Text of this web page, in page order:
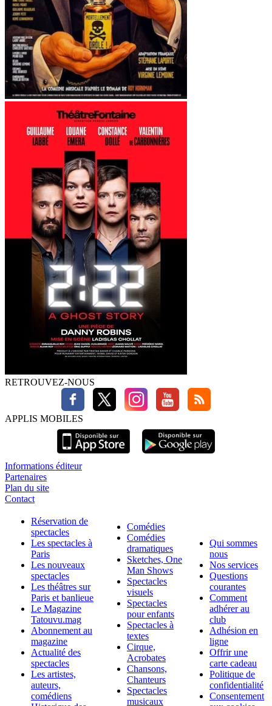
RETROUVEZ-NOUS
APPLIS MOBILES
Informations éditeur
Partenaires
Plan du site
Contact
Réservation de
spectacles
Les spectacles à
Paris
Les nouveaux
spectacles
Les théâtres sur
Paris et banlieue
Le Magazine
Tatouvu.mag
Abonnement au
magazine
Actualité des
spectacles
Les artistes,
auteurs,
comédiens
Comédies
Comédies
dramatiques
Sketches, One
Man Shows
Spectacles
visuels
Spectacles
pour enfants
Spectacles à
textes
Cirque,
Acrobates
Chansons,
Chanteurs
Spectacles
musicaux
Qui sommes
nous
Nos services
Questions
courantes
Comment
adhérer au
club
Adhésion en
ligne
Offrir une
carte cadeau
Politique de
confidentialité
Consentement